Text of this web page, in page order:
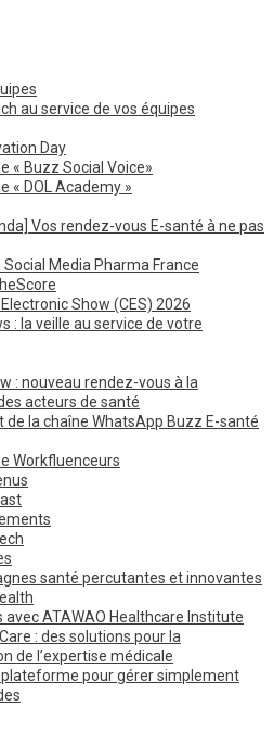
au service de vos équipes
Day
« Buzz Social Voice»
« DOL Academy »
Vos rendez-vous E-santé à ne pas
Media Pharma France
Show (CES) 2026
: la veille au service de votre
: nouveau rendez-vous à la
acteurs de santé
de la chaîne WhatsApp Buzz E-santé
Workfluenceurs
santé percutantes et innovantes
avec ATAWAO Healthcare Institute
: des solutions pour la
de l’expertise médicale
plateforme pour gérer simplement